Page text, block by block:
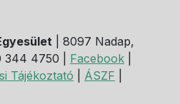
| 8097 Nadap,
344 4750 | Facebook
Tájékoztató ÁSZF